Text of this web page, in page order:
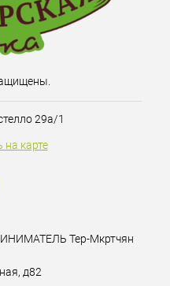
29а/1
на карте
Тер-Мкртчян
д82